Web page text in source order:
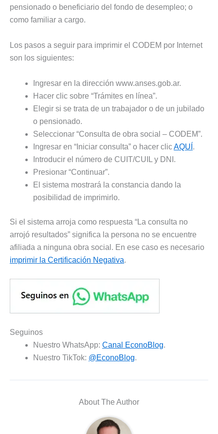
pensionado o beneficiario del fondo de desempleo; o
como familiar a cargo.
Los pasos a seguir para imprimir el CODEM por Internet
son los siguientes:
Ingresar en la dirección www.anses.gob.ar.
Hacer clic sobre “Trámites en línea”.
Elegir si se trata de un trabajador o de un jubilado
o pensionado.
Seleccionar “Consulta de obra social – CODEM”.
Ingresar en “Iniciar consulta” o hacer clicAQUÍ .
Introducir el número de CUIT/CUIL y DNI.
Presionar “Continuar”.
El sistema mostrará la constancia dando la
posibilidad de imprimirlo.
Si el sistema arroja como respuesta “La consulta no
arrojó resultados” significa la persona no se encuentre
afiliada a ninguna obra social. En ese caso es necesario
imprimir la Certificación Negativa.
Seguinos
Nuestro WhatsApp: Canal EconoBlog.
Nuestro TikTok: @EconoBlog.
About The Author